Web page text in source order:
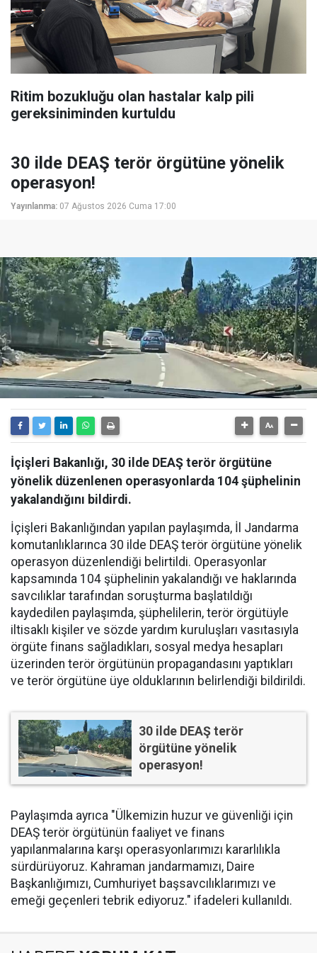
Ritim bozukluğu olan hastalar kalp pili
gereksiniminden kurtuldu
30 ilde DEAŞ terör örgütüne yönelik
operasyon!
Yayınlanma: 07 Ağustos 2026 Cuma 17:00
İçişleri Bakanlığı, 30 ilde DEAŞ terör örgütüne
yönelik düzenlenen operasyonlarda 104 şüphelinin
yakalandığını bildirdi.
İçişleri Bakanlığından yapılan paylaşımda, İl Jandarma
komutanlıklarınca 30 ilde DEAŞ terör örgütüne yönelik
operasyon düzenlendiği belirtildi. Operasyonlar
kapsamında 104 şüphelinin yakalandığı ve haklarında
savcılıklar tarafından soruşturma başlatıldığı
kaydedilen paylaşımda, şüphelilerin, terör örgütüyle
iltisaklı kişiler ve sözde yardım kuruluşları vasıtasıyla
örgüte finans sağladıkları, sosyal medya hesapları
üzerinden terör örgütünün propagandasını yaptıkları
ve terör örgütüne üye olduklarının belirlendiği bildirildi.
30 ilde DEAŞ terör
örgütüne yönelik
operasyon!
Paylaşımda ayrıca "Ülkemizin huzur ve güvenliği için
DEAŞ terör örgütünün faaliyet ve finans
yapılanmalarına karşı operasyonlarımızı kararlılıkla
sürdürüyoruz. Kahraman jandarmamızı, Daire
Başkanlığımızı, Cumhuriyet başsavcılıklarımızı ve
emeği geçenleri tebrik ediyoruz." ifadeleri kullanıldı.